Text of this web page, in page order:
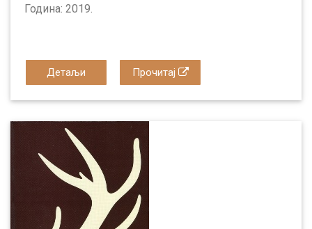
Година: 2019.
Детаљи Прочитај